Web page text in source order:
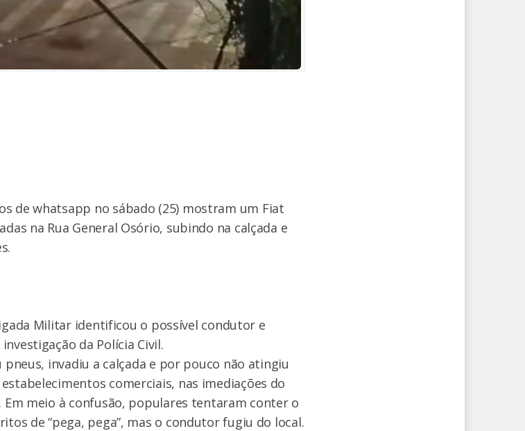
de whatsapp no sábado (25) mostram um Fiat
na Rua General Osório, subindo na calçada e
Militar identificou o possível condutor e
da Polícia Civil.
invadiu a calçada e por pouco não atingiu
comerciais, nas imediações do
Em meio à confusão, populares tentaram conter o
de “pega, pega”, mas o condutor fugiu do local.